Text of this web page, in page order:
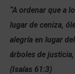
“A ordenar que a
lugar de ceniza,
alegría en lugar
árboles de
(Isaías 61:3)